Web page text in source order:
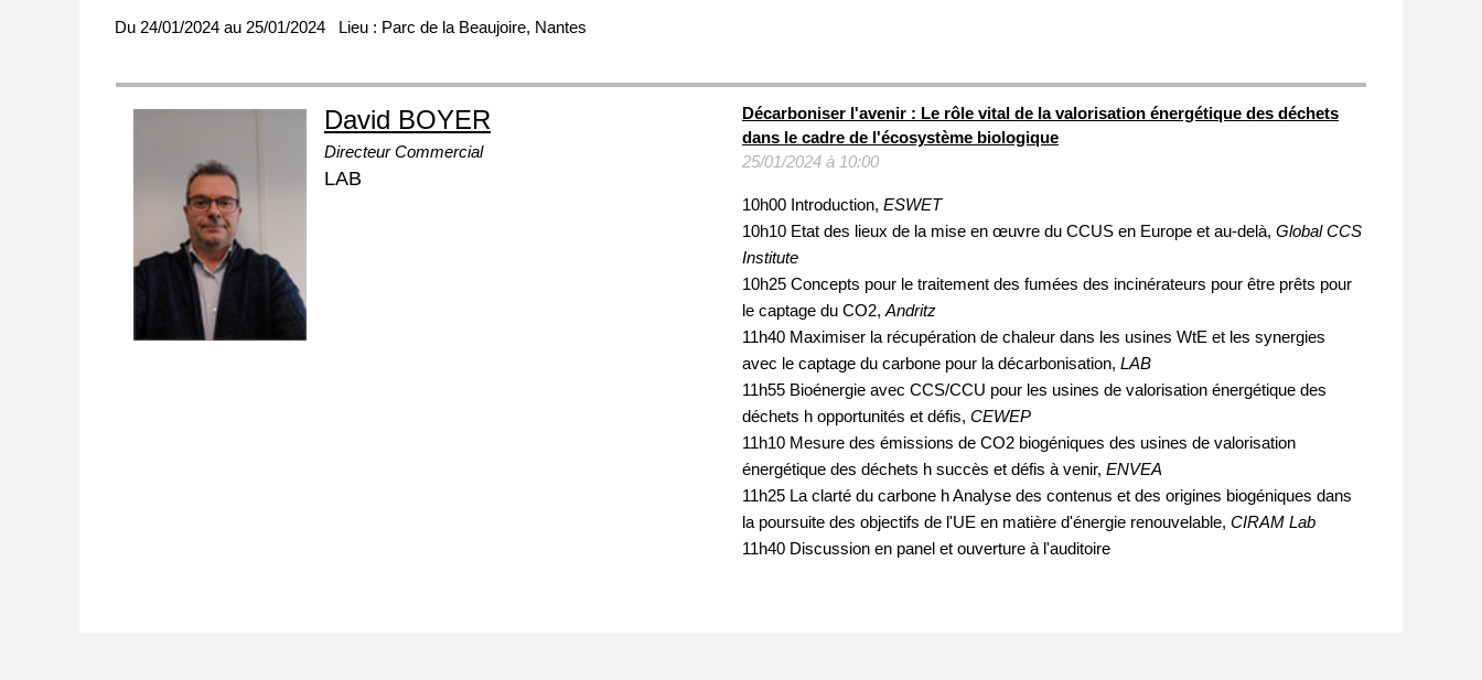
Du 24/01/2024 au 25/01/2024 Lieu : Parc de la Beaujoire, Nantes
David BOYER
Directeur Commercial
LAB
Décarboniser l'avenir : Le rôle vital de la valorisation énergétique des déchets
dans le cadre de l'écosystème biologique
25/01/2024 à 10:00
10h00 Introduction, ESWET
10h10 Etat des lieux de la mise en œuvre du CCUS en Europe et au-delà, Global CCS
Institute
10h25 Concepts pour le traitement des fumées des incinérateurs pour être prêts pour
le captage du CO2, Andritz
11h40 Maximiser la récupération de chaleur dans les usines WtE et les synergies
avec le captage du carbone pour la décarbonisation, LAB
11h55 Bioénergie avec CCS/CCU pour les usines de valorisation énergétique des
déchets h opportunités et défis, CEWEP
11h10 Mesure des émissions de CO2 biogéniques des usines de valorisation
énergétique des déchets h succès et défis à venir, ENVEA
11h25 La clarté du carbone h Analyse des contenus et des origines biogéniques dans
la poursuite des objectifs de l'UE en matière d'énergie renouvelable, CIRAM Lab
11h40 Discussion en panel et ouverture à l'auditoire